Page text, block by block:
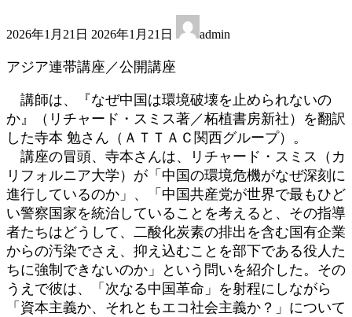
2026年1月21日 終
新
時
:
2026年1月21日 admin
アジア連帯講座／公開講座
講師は、『なぜ中国は環境破壊を止められないの
か』（リチャード・スミス著／柘植書房新社）を翻訳
した寺本 勉さん（ＡＴＴＡＣ関西グループ）。
講座の冒頭、寺本さんは、リチャード・スミス（カ
リフォルニア大学）が「中国の環境危機がなぜ深刻に
進行しているのか」、「中国共産党が世界で最もひど
い警察国家を統治していることを考えると、その指導
者たちはどうして、二酸化炭素の排出を含む国有企業
からの汚染でさえ、抑え込むことを部下である役人た
ちに強制できないのか」という問いを紹介した。その
うえで彼は、「次なる中国革命」を射程にしながら
「資本主義か、それともエコ社会主義か？」について